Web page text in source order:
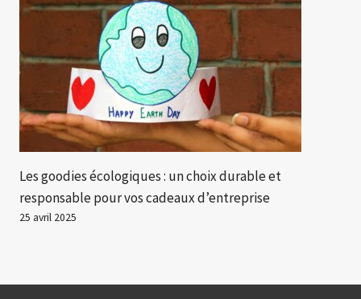
Les goodies écologiques : un choix durable et
responsable pour vos cadeaux d’entreprise
25 avril 2025